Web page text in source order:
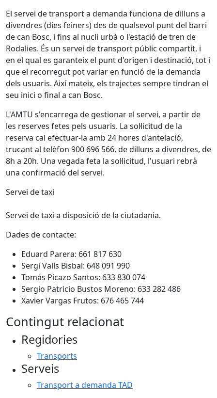
El servei de transport a demanda funciona de dilluns a
divendres (dies feiners) des de qualsevol punt del barri
de can Bosc, i fins al nucli urbà o l'estació de tren de
Rodalies. És un servei de transport públic compartit, i
en el qual es garanteix el punt d'origen i destinació, tot i
que el recorregut pot variar en funció de la demanda
dels usuaris. Així mateix, els trajectes sempre tindran el
seu inici o final a can Bosc.
L'AMTU s'encarrega de gestionar el servei, a partir de
les reserves fetes pels usuaris. La sol·licitud de la
reserva cal efectuar-la amb 24 hores d'antelació,
trucant al telèfon 900 696 566, de dilluns a divendres, de
8h a 20h. Una vegada feta la sol·licitud, l'usuari rebrà
una confirmació del servei.
Servei de taxi
Servei de taxi a disposició de la ciutadania.
Dades de contacte:
Eduard Parera: 661 817 630
Sergi Valls Bisbal: 648 091 990
Tomás Picazo Santos: 633 830 074
Sergio Patricio Bustos Moreno: 633 282 486
Xavier Vargas Frutos: 676 465 744
Contingut relacionat
Regidories
Transports
Serveis
Transport a demanda TAD